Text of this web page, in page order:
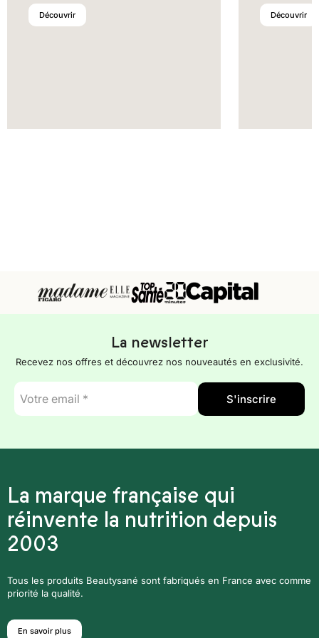
Découvrir Découvrir
La newsletter
Recevez nos offres et découvrez nos nouveautés en exclusivité.
E-
mail
*
S'inscrire
La marque française qui
réinvente la nutrition depuis
2003
Tous les produits Beautysané sont fabriqués en France avec comme
priorité la qualité.
En savoir plus